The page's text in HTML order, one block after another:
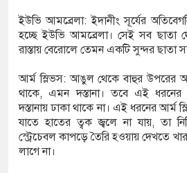
অনুমোদনহীন দই, মিষ্টি ও ঘি
বোতল স্ক্যাফসহ নারী মাদক কারবারি গ্রেপ্তার
ইউভি আমব্রেলা: ইদানীং সূর্যের
হচ্ছে ইউভি আমব্রেলা। সেই সব ছাতা
রাস্তায় বেরোলে তেমন একটি সুন্দর ছাতা
আর্ম স্লিভস: আঙুল থেকে বাহুর উপরের
থাকে, এমন দস্তানা। তবে এই
দস্তানায় ঢাকা থাকে না। এই ধরনের আর্ম
যাতে হাতের ত্বক জ্বলে না যায়, তা
স্ট্রেচেবল কাপড়ে তৈরি হওয়ায় দেখতে
লাগে না।